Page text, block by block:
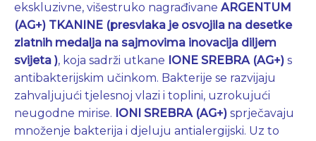
ekskluzivne, višestruko nagrađivane ARGENTUM
(AG+) TKANINE (presvlaka je osvojila na desetke
zlatnih medalja na sajmovima inovacija diljem
svijeta ), koja sadrži utkane IONE SREBRA (AG+) s
antibakterijskim učinkom. Bakterije se razvijaju
zahvaljujući tjelesnoj vlazi i toplini, uzrokujući
neugodne mirise. IONI SREBRA (AG+) sprječavaju
množenje bakterija i djeluju antialergijski. Uz to